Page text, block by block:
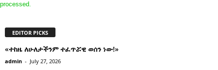
processed.
EDITOR PICKS
«ተከዜ ለሁለታችንም ተፈጥሯዊ ወሰን ነው!»
admin - July 27, 2026